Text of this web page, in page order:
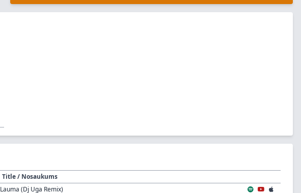
Title / Nosaukums
Lauma (Dj Uga Remix)